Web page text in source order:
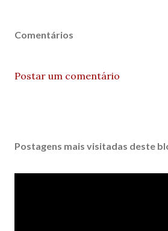
Comentários
Postar um comentário
Postagens mais visitadas deste